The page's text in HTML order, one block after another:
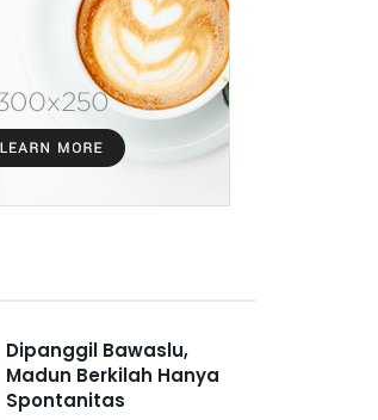
Dipanggil Bawaslu,
Madun Berkilah Hanya
Spontanitas